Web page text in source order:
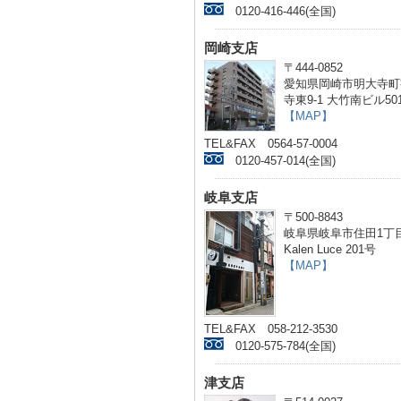
0120-416-446(全国)
岡崎支店
〒444-0852
愛知県岡崎市明大寺
寺東9-1 大竹南ビル
【MAP】
TEL&FAX 0564-57-0004
0120-457-014(全国)
岐阜支店
〒500-8843
岐阜県岐阜市住田1丁
Kalen Luce 201号
【MAP】
TEL&FAX 058-212-3530
0120-575-784(全国)
津支店